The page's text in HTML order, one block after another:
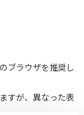
ブラウザを推奨し
すが、異なった表